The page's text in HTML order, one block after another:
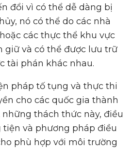
đổi vì có thể dễ dàng bị
nó có thể do các nhà
các thực thể khu vực
giữ và có thể được lưu trữ
tài phán khác nhau.
pháp tố tụng và thực thi
cho các quốc gia thành
thách thức này, điều
và phương pháp điều
phù hợp với môi trường